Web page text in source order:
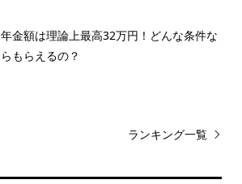
年金額は理論上最高32万円！どんな条件な
らもらえるの？
ランキング一覧